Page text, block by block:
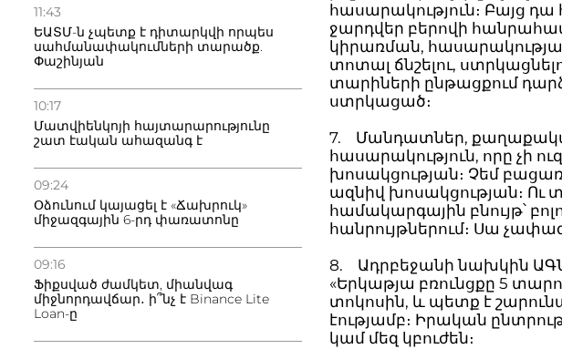
11:43
ԵԱՏՄ-ն չպետք է դիտարկվի որպես
սահմանափակումների տարածք.
Փաշինյան
10:17
Մատվիենկոյի հայտարարությունը
շատ էական ահազանգ է
09:24
Օձունում կայացել է «Ճախրուկ»
միջազգային 6-րդ փառատոնը
09:16
Ֆիքսված ժամկետ, միանվագ
միջնորդավճար․ ի՞նչ է Binance Lite
Loan-ը
հասարակություն։ Բայց դա
ջարդվեր բերովի
կիրառման,
տոտալ ճնշելու,
տարիների ընթացքում
ստրկացած։
7. Մանդատներ, քաղաքական
հասարակություն, որը չի
խոսակցության։ Չեմ
ազնիվ խոսակցության։ Ու
համակարգային բնույթ՝
հանրույթներում։ Սա
8. Ադրբեջանի նախկին ԱԳՆ
«Երկաթյա բռունցքը 5
տոկոսին, և պետք է
էությամբ։ Իրական
կամ մեզ կբուժեն։